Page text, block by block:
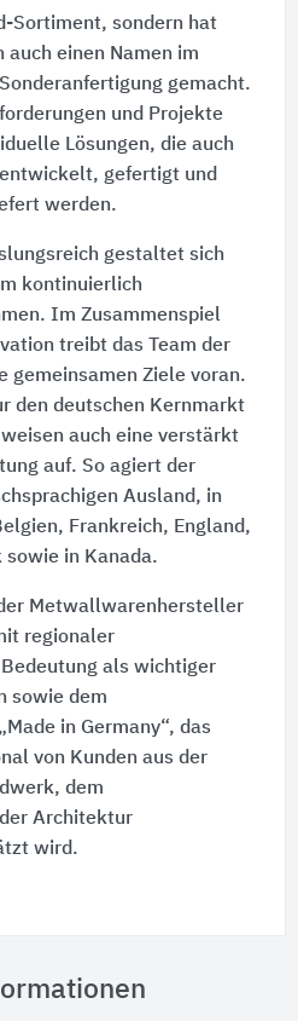
Sortiment, sondern hat
auch einen Namen im
gemacht.
und Projekte
Lösungen, die auch
gefertigt und
werden.
gestaltet sich
kontinuierlich
Im Zusammenspiel
treibt das Team der
gemeinsamen Ziele voran.
den deutschen Kernmarkt
auch eine verstärkt
auf. So agiert der
Ausland, in
Frankreich, England,
in Kanada.
Metwallwarenhersteller
regionaler
als wichtiger
sowie dem
in Germany“, das
von Kunden aus der
dem
Architektur
wird.